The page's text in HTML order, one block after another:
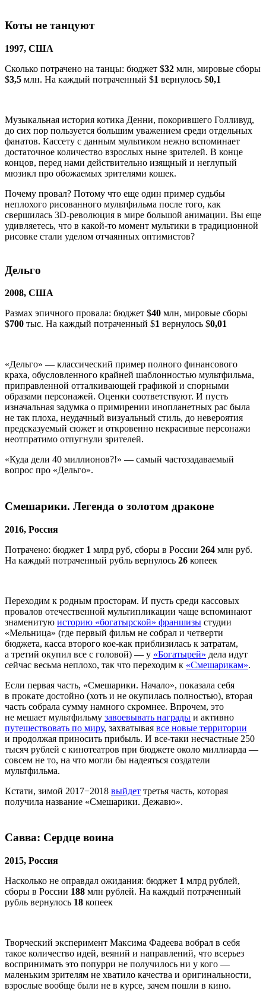
Коты не танцуют
1997, США
Сколько потрачено на танцы: бюджет $32 млн, мировые сборы
$3,5 млн. На каждый потраченный $1 вернулось $0,1
Музыкальная история котика Денни, покорившего Голливуд,
до сих пор пользуется большим уважением среди отдельных
фанатов. Кассету с данным мультиком нежно вспоминает
достаточное количество взрослых ныне зрителей. В конце
концов, перед нами действительно изящный и неглупый
мюзикл про обожаемых зрителями кошек.
Почему провал? Потому что еще один пример судьбы
неплохого рисованного мультфильма после того, как
свершилась 3D-революция в мире большой анимации. Вы еще
удивляетесь, что в какой-то момент мультики в традиционной
рисовке стали уделом отчаянных оптимистов?
Дельго
2008, США
Размах эпичного провала: бюджет $40 млн, мировые сборы
$700 тыс. На каждый потраченный $1 вернулось $0,01
«Дельго» — классический пример полного финансового
краха, обусловленного крайней шаблонностью мультфильма,
приправленной отталкивающей графикой и спорными
образами персонажей. Оценки соответствуют. И пусть
изначальная задумка о примирении инопланетных рас была
не так плоха, неудачный визуальный стиль, до невероятия
предсказуемый сюжет и откровенно некрасивые персонажи
неотпратимо отпугнули зрителей.
«Куда дели 40 миллионов?!» — самый частозадаваемый
вопрос про «Дельго».
Смешарики. Легенда о золотом драконе
2016, Россия
Потрачено: бюджет 1 млрд руб, сборы в России 264 млн руб.
На каждый потраченный рубль вернулось 26 копеек
Переходим к родным просторам. И пусть среди кассовых
провалов отечественной мультипликации чаще вспоминают
знаменитую историю «богатырской» франшизы студии
«Мельница» (где первый фильм не собрал и четверти
бюджета, касса второго кое-как приблизилась к затратам,
а третий окупил все с головой) — у «Богатырей» дела идут
сейчас весьма неплохо, так что переходим к «Смешарикам».
Если первая часть, «Смешарики. Начало», показала себя
в прокате достойно (хоть и не окупилась полностью), вторая
часть собрала сумму намного скромнее. Впрочем, это
не мешает мультфильму завоевывать награды и активно
путешествовать по миру, захватывая все новые территории
и продолжая приносить прибыль. И все-таки несчастные 250
тысяч рублей с кинотеатров при бюджете около миллиарда —
совсем не то, на что могли бы надеяться создатели
мультфильма.
Кстати, зимой 2017−2018 выйдет третья часть, которая
получила название «Смешарики. Дежавю».
Савва: Сердце воина
2015, Россия
Насколько не оправдал ожидания: бюджет 1 млрд рублей,
сборы в России 188 млн рублей. На каждый потраченный
рубль вернулось 18 копеек
Творческий эксперимент Максима Фадеева вобрал в себя
такое количество идей, веяний и направлений, что всерьез
воспринимать это попурри не получилось ни у кого —
маленьким зрителям не хватило качества и оригинальности,
взрослые вообще были не в курсе, зачем пошли в кино.